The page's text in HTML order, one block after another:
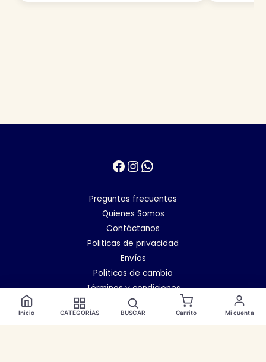
Facebook
Instagram
WhatsApp
Preguntas frecuentes
Quienes Somos
Contáctanos
Politicas de privacidad
Envíos
Políticas de cambio
Términos y condiciones
Inicio CATEGORÍAS BUSCAR Carrito Mi cuenta